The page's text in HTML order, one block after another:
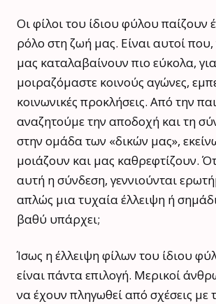
Οι φίλοι του ίδιου φύλου παίζουν
ρόλο στη ζωή μας. Είναι αυτοί
μας καταλαβαίνουν πιο εύκολα,
μοιραζόμαστε κοινούς αγώνες,
κοινωνικές προκλήσεις. Από την
αναζητούμε την αποδοχή και τη
στην ομάδα των «δικών μας»,
μοιάζουν και μας καθρεφτίζουν.
αυτή η σύνδεση, γεννιούνται
απλώς μια τυχαία έλλειψη ή
βαθύ υπάρχει;
Ίσως η έλλειψη φίλων του ίδιου
είναι πάντα επιλογή. Μερικοί
να έχουν πληγωθεί από σχέσεις με